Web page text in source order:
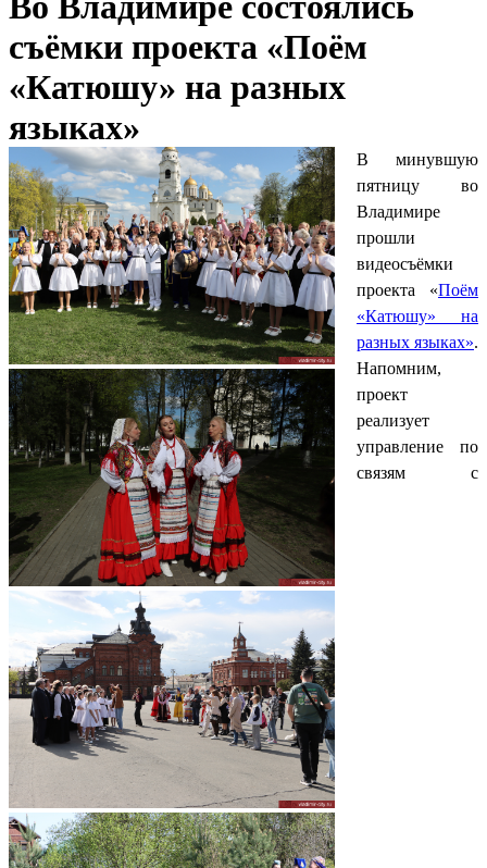
съёмки проекта «Поём
«Катюшу» на разных
языках»
В минувшую
пятницу во
Владимире
прошли
видеосъёмки
проекта «Поём
«Катюшу» на
разных языках».
Напомним,
проект
реализует
управление по
связям с